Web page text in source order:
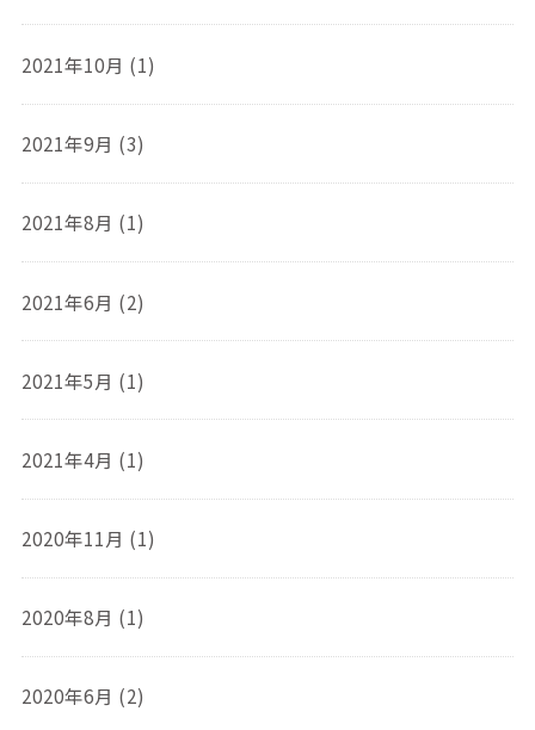
2021年10月 (1)
2021年9月 (3)
2021年8月 (1)
2021年6月 (2)
2021年5月 (1)
2021年4月 (1)
2020年11月 (1)
2020年8月 (1)
2020年6月 (2)